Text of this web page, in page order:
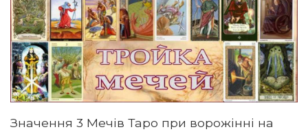
Значення 3 Мечів Таро при ворожінні на